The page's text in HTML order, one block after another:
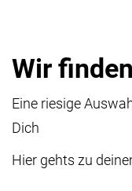
Wir
Eine riesige
Dich
Hier gehts zu